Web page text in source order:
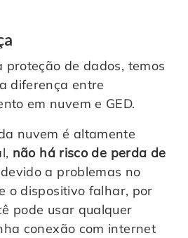
proteção de dados, temos
diferença entre
em nuvem e GED.
nuvem é altamente
não há risco de perda de
devido a problemas no
o dispositivo falhar, por
pode usar qualquer
conexão com internet